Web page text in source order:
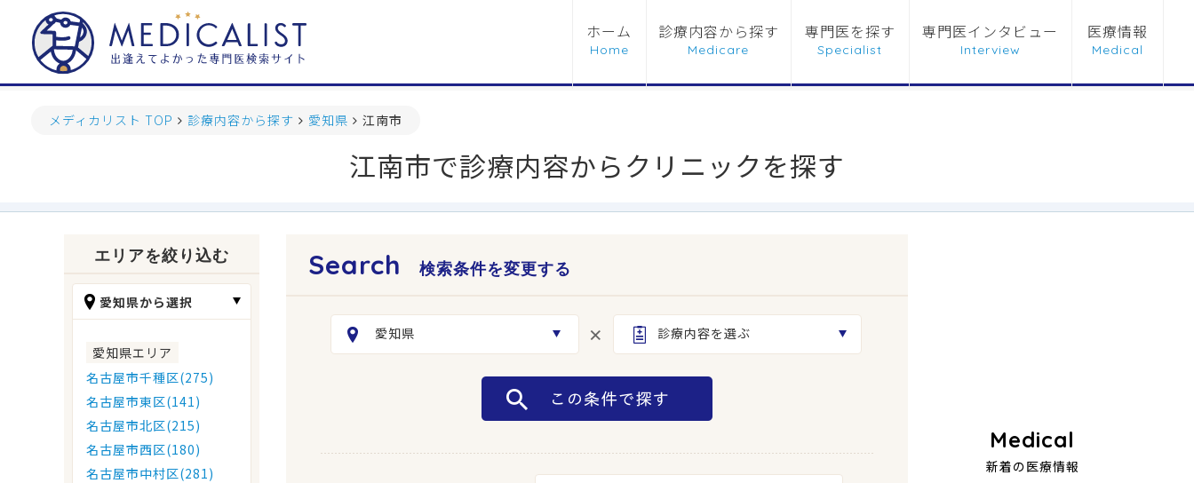
ホーム 診療内容から探す 専門医を探す 専門医インタビュー 医療情報
メディカリスト TOP 診療内容から探す 愛知県 江南市
江南市で診療内容からクリニックを探す
エリアを絞り込む
愛知県から選択
愛知県エリア
名古屋市千種区(275)
名古屋市東区(141)
名古屋市北区(215)
名古屋市西区(180)
名古屋市中村区(281)
検索条件を変更する
愛知県 診療内容を選ぶ
新着の医療情報